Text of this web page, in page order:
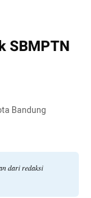
SBMPTN
Bandung
dari redaksi